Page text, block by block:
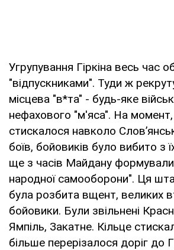
Угрупування Гіркіна весь час
"відпускниками". Туди ж
місцева "в*та" - будь-яке
нефахового "м'яса". На момент,
стискалося навколо
боїв, бойовиків було вибито з
ще з часів Майдану
народної самооборони". Ця
була розбита вщент, великих
бойовики. Були звільнені
Ямпіль, Закатне. Кільце
більше перерізалося доріг до